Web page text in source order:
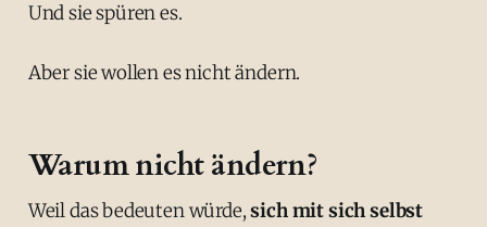
Und sie spüren es.
Aber sie wollen es nicht ändern.
Warum nicht ändern?
Weil das bedeuten würde,sich mit sich selbst